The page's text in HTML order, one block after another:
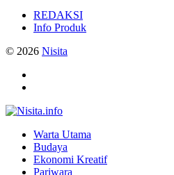
REDAKSI
Info Produk
© 2026 Nisita
Warta Utama
Budaya
Ekonomi Kreatif
Pariwara